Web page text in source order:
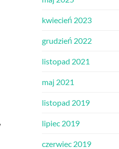
kwiecień 2023
grudzień 2022
listopad 2021
maj 2021
listopad 2019
lipiec 2019
czerwiec 2019